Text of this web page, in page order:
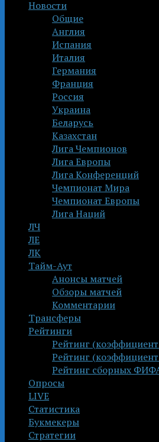
Новости
Общие
Англия
Испания
Италия
Германия
Франция
Россия
Украина
Беларусь
Казахстан
Лига Чемпионов
Лига Европы
Лига Конференций
Чемпионат Мира
Чемпионат Европы
Лига Наций
ЛЧ
ЛЕ
ЛК
Тайм-Аут
Анонсы матчей
Обзоры матчей
Комментарии
Трансферы
Рейтинги
Рейтинг
Рейтинг
Рейтинг сборных
Опросы
LIVE
Статистика
Букмекеры
Стратегии